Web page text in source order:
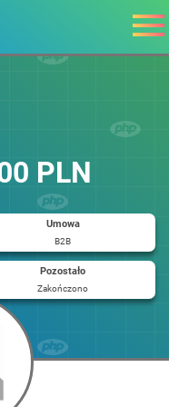
PLN
Umowa
B2B
Pozostało
Zakończono